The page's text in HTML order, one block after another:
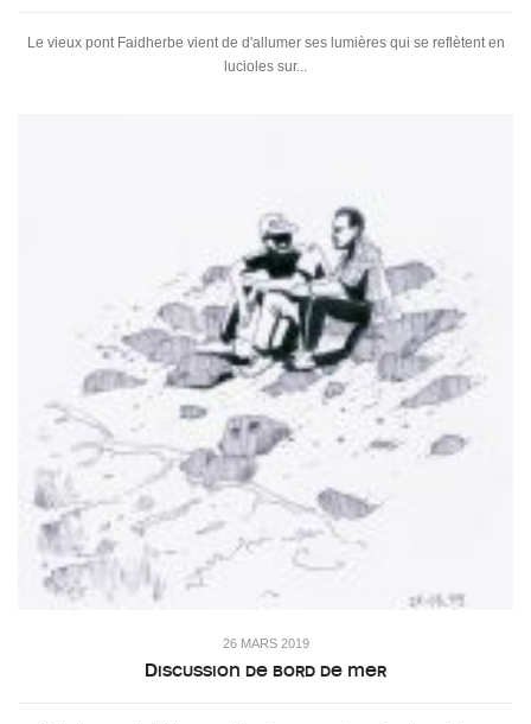
Le vieux pont Faidherbe vient de d'allumer ses lumières qui se reflètent en
lucioles sur...
26 MARS 2019
Discussion de bord de mer